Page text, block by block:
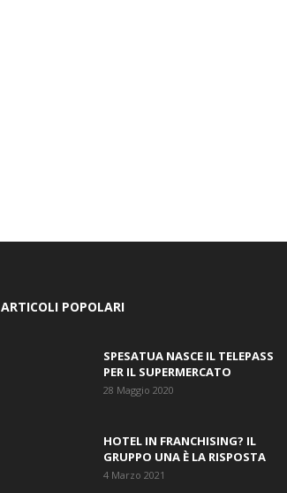
ARTICOLI POPOLARI
SPESATUA NASCE IL TELEPASS
PER IL SUPERMERCATO
28 Maggio 2020
HOTEL IN FRANCHISING? IL
GRUPPO UNA È LA RISPOSTA
4 Marzo 2021